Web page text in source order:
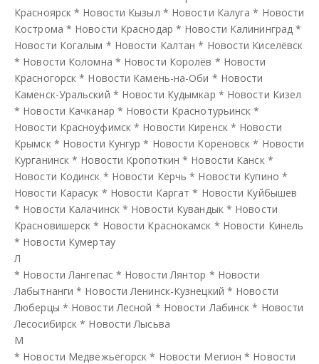
Красноярск * Новости Кызыл * Новости Калуга * Новости
Кострома * Новости Краснодар * Новости Калининград *
Новости Когалым * Новости Калтан * Новости Киселёвск
* Новости Коломна * Новости Королёв * Новости
Красногорск * Новости Камень-на-Оби * Новости
Каменск-Уральский * Новости Кудымкар * Новости Кизел
* Новости Качканар * Новости Краснотурьинск *
Новости Красноуфимск * Новости Киренск * Новости
Крымск * Новости Кунгур * Новости Кореновск * Новости
Курганинск * Новости Кропоткин * Новости Канск *
Новости Кодинск * Новости Керчь * Новости Купино *
Новости Карасук * Новости Каргат * Новости Куйбышев
* Новости Калачинск * Новости Кувандык * Новости
Красновишерск * Новости Краснокамск * Новости Кинель
* Новости Кумертау
Л
* Новости Лангепас* Новости Лянтор * Новости
Лабытнанги * Новости Ленинск-Кузнецкий * Новости
Люберцы * Новости Лесной * Новости Лабинск * Новости
Лесосибирск * Новости Лысьва
М
* Новости Медвежьегорск * Новости Мегион * Новости